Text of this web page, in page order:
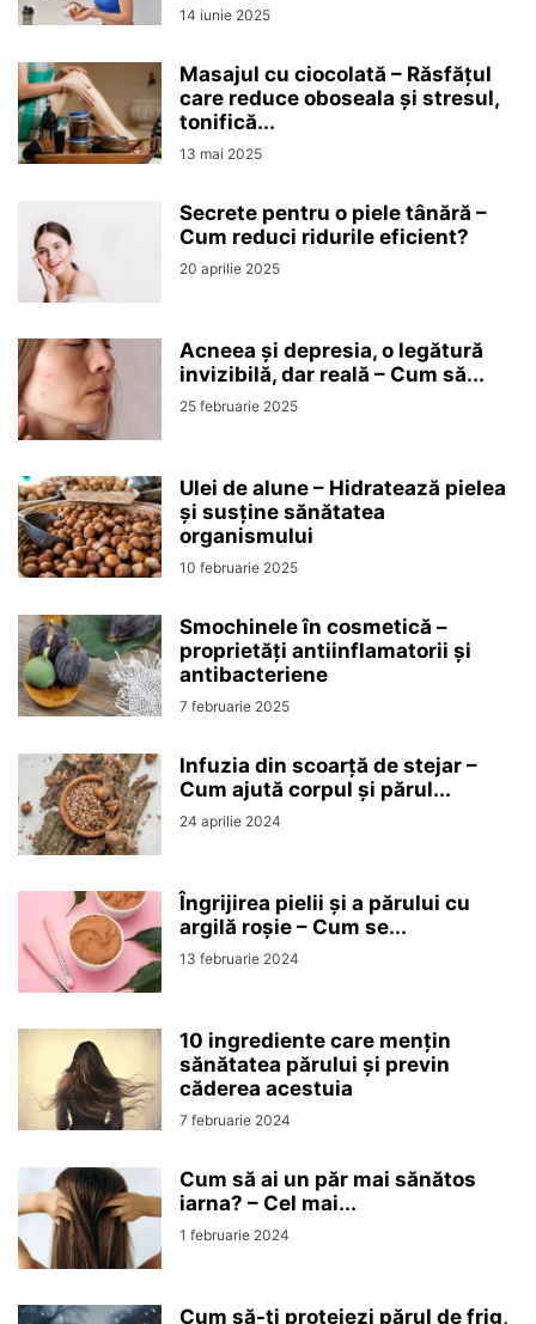
14 iunie 2025
Masajul cu ciocolată – Răsfățul
care reduce oboseala și stresul,
tonifică...
13 mai 2025
Secrete pentru o piele tânără –
Cum reduci ridurile eficient?
20 aprilie 2025
Acneea și depresia, o legătură
invizibilă, dar reală – Cum să...
25 februarie 2025
Ulei de alune – Hidratează pielea
și susține sănătatea
organismului
10 februarie 2025
Smochinele în cosmetică –
proprietăți antiinflamatorii și
antibacteriene
7 februarie 2025
Infuzia din scoarță de stejar –
Cum ajută corpul și părul...
24 aprilie 2024
Îngrijirea pielii și a părului cu
argilă roșie – Cum se...
13 februarie 2024
10 ingrediente care mențin
sănătatea părului și previn
căderea acestuia
7 februarie 2024
Cum să ai un păr mai sănătos
iarna? – Cel mai...
1 februarie 2024
Cum să-ți protejezi părul de frig,